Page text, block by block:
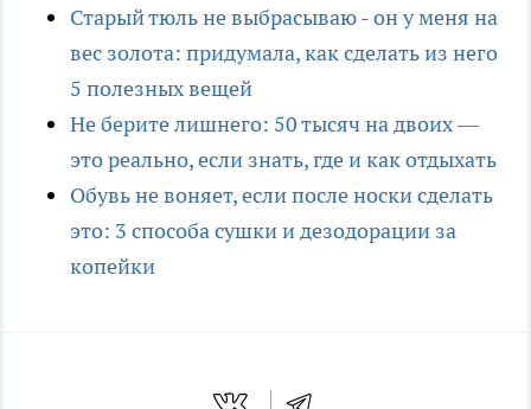
Старый тюль не выбрасываю - он у меня на
вес золота: придумала, как сделать из него
5 полезных вещей
Не берите лишнего: 50 тысяч на двоих —
это реально, если знать, где и как отдыхать
Обувь не воняет, если после носки сделать
это: 3 способа сушки и дезодорации за
копейки